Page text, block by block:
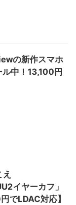
の新作スマホ
ル中！13,100円
イヤーカフ」
でLDAC対応】